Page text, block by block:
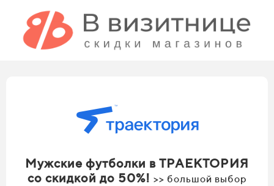
Мужские футболки в ТРАЕКТОРИЯ
со скидкой до 50%! >> большой выбор